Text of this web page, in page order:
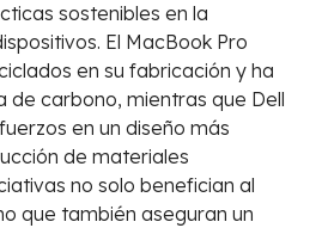
sostenibles en la
El MacBook Pro
en su fabricación y ha
de carbono, mientras que Dell
en un diseño más
de materiales
no solo benefician al
que también aseguran un